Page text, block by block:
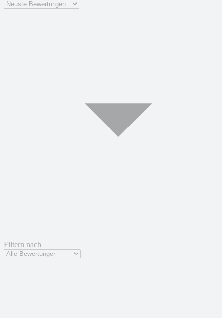
Filtern nach